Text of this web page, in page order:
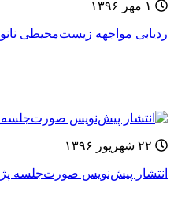
ردیابی مواجهه زیست‌محیطی
انتشار پیش‌نویس صورت‌جلسه